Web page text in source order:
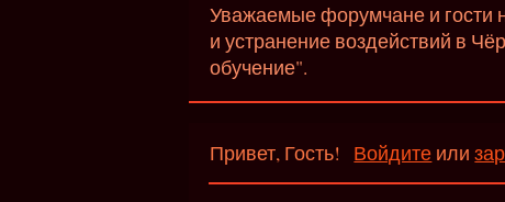
Уважаемые форумчане и гости
и устранение воздействий в
обучение".
Привет, Гость! Войдите или